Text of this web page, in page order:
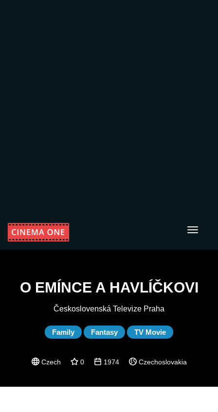
Toggle
O EMÍNCE A HAVLÍČKOVI
Československá Televize Praha
Family Fantasy TV Movie
Czech 0 1974 Czechoslovakia